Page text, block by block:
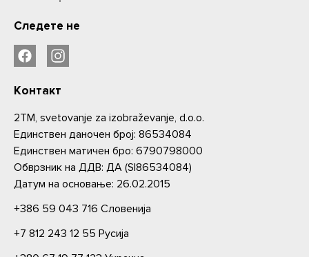
Следете не
Контакт
2TM, svetovanje za izobraževanje, d.o.o.
Единствен даночен број: 86534084
Единствен матичен бро: 6790798000
Oбврзник на ДДВ: ДА (SI86534084)
Датум на основање: 26.02.2015
+386 59 043 716 Словениjа
+7 812 243 12 55 Русија